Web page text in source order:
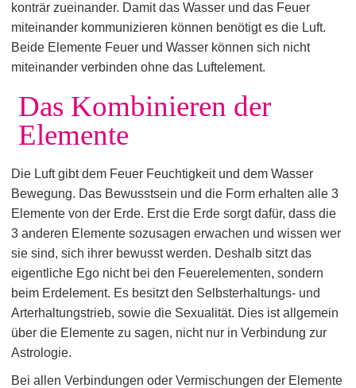
konträr zueinander. Damit das Wasser und das Feuer
miteinander kommunizieren können benötigt es die Luft.
Beide Elemente Feuer und Wasser können sich nicht
miteinander verbinden ohne das Luftelement.
Das Kombinieren der
Elemente
Die Luft gibt dem Feuer Feuchtigkeit und dem Wasser
Bewegung. Das Bewusstsein und die Form erhalten alle 3
Elemente von der Erde. Erst die Erde sorgt dafür, dass die
3 anderen Elemente sozusagen erwachen und wissen wer
sie sind, sich ihrer bewusst werden. Deshalb sitzt das
eigentliche Ego nicht bei den Feuerelementen, sondern
beim Erdelement. Es besitzt den Selbsterhaltungs- und
Arterhaltungstrieb, sowie die Sexualität. Dies ist allgemein
über die Elemente zu sagen, nicht nur in Verbindung zur
Astrologie.
Bei allen Verbindungen oder Vermischungen der Elemente